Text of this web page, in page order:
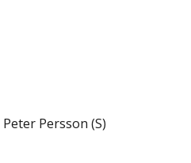
Peter Persson (S)